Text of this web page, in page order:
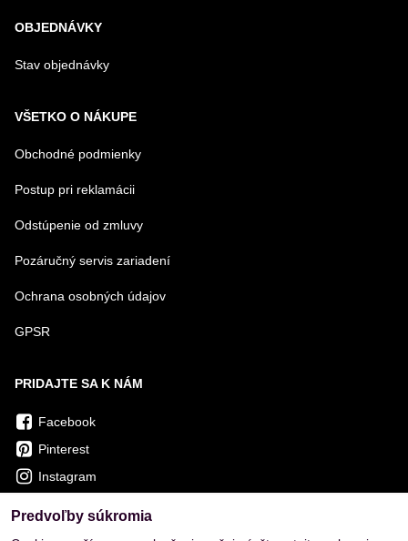
OBJEDNÁVKY
Stav objednávky
VŠETKO O NÁKUPE
Obchodné podmienky
Postup pri reklamácii
Odstúpenie od zmluvy
Pozáručný servis zariadení
Ochrana osobných údajov
GPSR
PRIDAJTE SA K NÁM
Facebook
Pinterest
Instagram
Predvoľby súkromia